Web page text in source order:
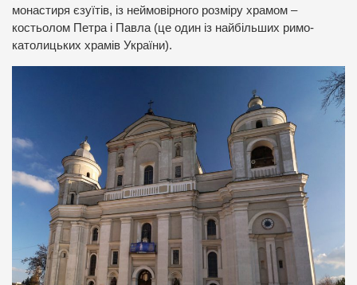
монастиря єзуїтів, із неймовірного розміру храмом –
костьолом Петра і Павла (це один із найбільших римо-
католицьких храмів України).